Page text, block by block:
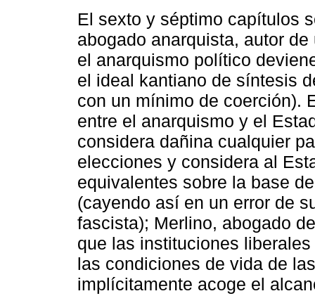
El sexto y séptimo capítulos
abogado anarquista, autor
el anarquismo político
el ideal kantiano de síntesis
con un mínimo de coerción).
entre el anarquismo y el
considera dañina cualquier
elecciones y considera al
equivalentes sobre la base
(cayendo así en un error de
fascista); Merlino, abogado
que las instituciones
las condiciones de vida de
implícitamente acoge el